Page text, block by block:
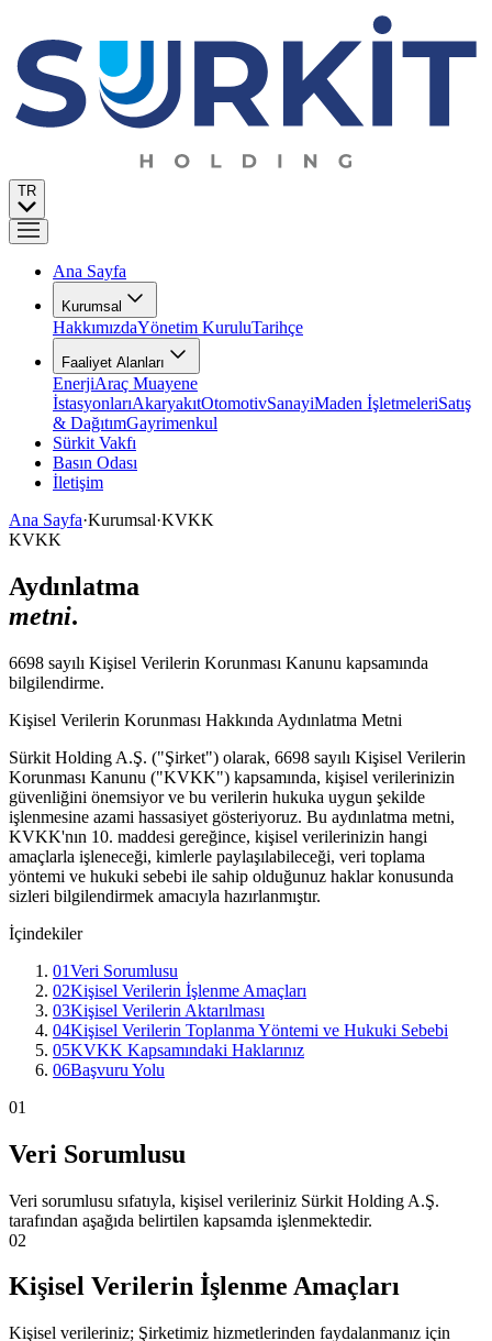
TR
Ana Sayfa
Kurumsal
HakkımızdaYönetim KuruluTarihçe
Faaliyet Alanları
EnerjiAraç Muayene
İstasyonlarıAkaryakıtOtomotivSanayiMaden İşletmeleriSatış
& DağıtımGayrimenkul
Sürkit Vakfı
Basın Odası
İletişim
Ana Sayfa·Kurumsal·KVKK
KVKK
Aydınlatma
metni.
6698 sayılı Kişisel Verilerin Korunması Kanunu kapsamında
bilgilendirme.
Kişisel Verilerin Korunması Hakkında Aydınlatma Metni
Sürkit Holding A.Ş. ("Şirket") olarak, 6698 sayılı Kişisel Verilerin
Korunması Kanunu ("KVKK") kapsamında, kişisel verilerinizin
güvenliğini önemsiyor ve bu verilerin hukuka uygun şekilde
işlenmesine azami hassasiyet gösteriyoruz. Bu aydınlatma metni,
KVKK'nın 10. maddesi gereğince, kişisel verilerinizin hangi
amaçlarla işleneceği, kimlerle paylaşılabileceği, veri toplama
yöntemi ve hukuki sebebi ile sahip olduğunuz haklar konusunda
sizleri bilgilendirmek amacıyla hazırlanmıştır.
İçindekiler
01Veri Sorumlusu
02Kişisel Verilerin İşlenme Amaçları
03Kişisel Verilerin Aktarılması
04Kişisel Verilerin Toplanma Yöntemi ve Hukuki Sebebi
05KVKK Kapsamındaki Haklarınız
06Başvuru Yolu
01
Veri Sorumlusu
Veri sorumlusu sıfatıyla, kişisel verileriniz Sürkit Holding A.Ş.
tarafından aşağıda belirtilen kapsamda işlenmektedir.
02
Kişisel Verilerin İşlenme Amaçları
Kişisel verileriniz; Şirketimiz hizmetlerinden faydalanmanız için